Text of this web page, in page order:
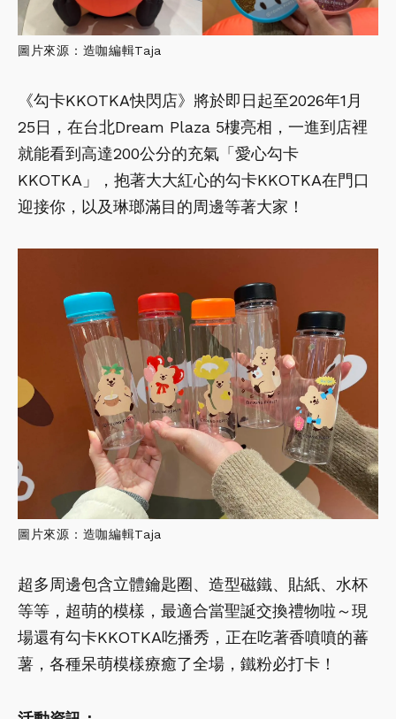
圖片來源：造咖編輯Taja
《勾卡KKOTKA快閃店》將於即日起至2026年1月
25日，在台北Dream Plaza 5樓亮相，一進到店裡
就能看到高達200公分的充氣「愛心勾卡
KKOTKA」，抱著大大紅心的勾卡KKOTKA在門口
迎接你，以及琳瑯滿目的周邊等著大家！
圖片來源：造咖編輯Taja
超多周邊包含立體鑰匙圈、造型磁鐵、貼紙、水杯
等等，超萌的模樣，最適合當聖誕交換禮物啦～現
場還有勾卡KKOTKA吃播秀，正在吃著香噴噴的蕃
薯，各種呆萌模樣療癒了全場，鐵粉必打卡！